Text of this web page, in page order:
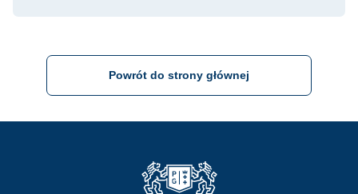
Powrót do strony głównej
Strona Główna - Politechnika Gdańska